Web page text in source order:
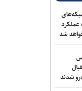
عملکرد
شد
شدند